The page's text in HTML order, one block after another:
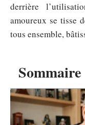
Sommaire
derrière
amoureux se tisse
tous ensemble,